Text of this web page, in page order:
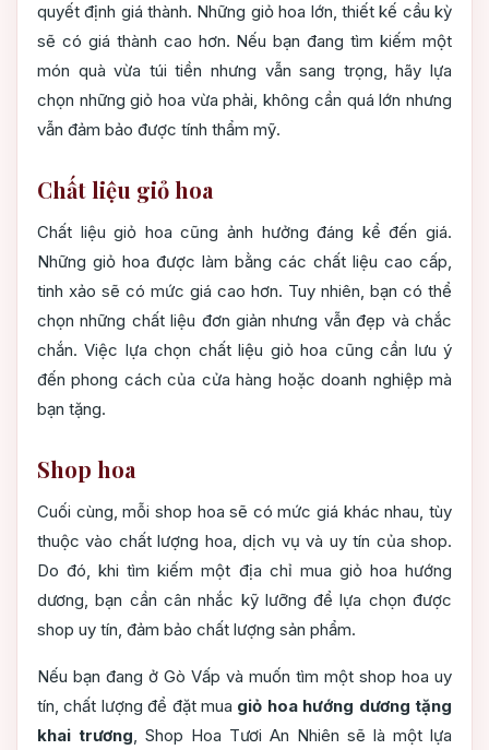
quyết định giá thành. Những giỏ hoa lớn, thiết kế cầu kỳ
sẽ có giá thành cao hơn. Nếu bạn đang tìm kiếm một
món quà vừa túi tiền nhưng vẫn sang trọng, hãy lựa
chọn những giỏ hoa vừa phải, không cần quá lớn nhưng
vẫn đảm bảo được tính thẩm mỹ.
Chất liệu giỏ hoa
Chất liệu giỏ hoa cũng ảnh hưởng đáng kể đến giá.
Những giỏ hoa được làm bằng các chất liệu cao cấp,
tinh xảo sẽ có mức giá cao hơn. Tuy nhiên, bạn có thể
chọn những chất liệu đơn giản nhưng vẫn đẹp và chắc
chắn. Việc lựa chọn chất liệu giỏ hoa cũng cần lưu ý
đến phong cách của cửa hàng hoặc doanh nghiệp mà
bạn tặng.
Shop hoa
Cuối cùng, mỗi shop hoa sẽ có mức giá khác nhau, tùy
thuộc vào chất lượng hoa, dịch vụ và uy tín của shop.
Do đó, khi tìm kiếm một địa chỉ mua giỏ hoa hướng
dương, bạn cần cân nhắc kỹ lưỡng để lựa chọn được
shop uy tín, đảm bảo chất lượng sản phẩm.
Nếu bạn đang ở Gò Vấp và muốn tìm một shop hoa uy
tín, chất lượng để đặt mua giỏ hoa hướng dương tặng
khai trương, Shop Hoa Tươi An Nhiên sẽ là một lựa